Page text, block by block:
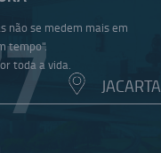
JACARTA
não se medem mais em
tempo".
toda a vida.